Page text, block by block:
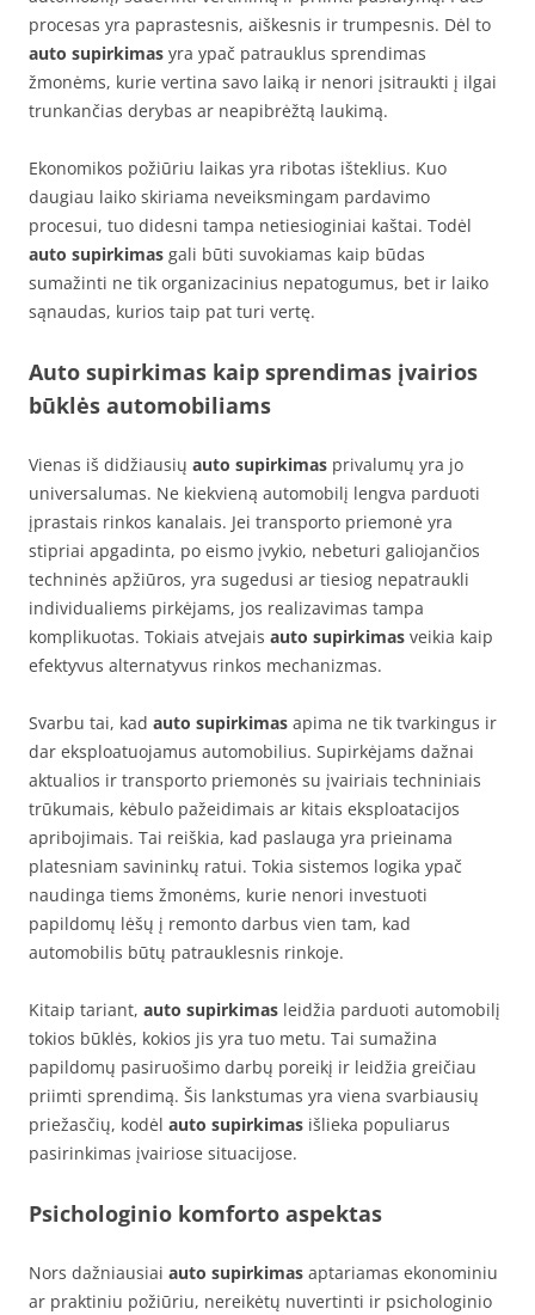
procesas yra paprastesnis, aiškesnis ir trumpesnis. Dėl to
auto supirkimas yra ypač patrauklus sprendimas
žmonėms, kurie vertina savo laiką ir nenori įsitraukti į ilgai
trunkančias derybas ar neapibrėžtą laukimą.
Ekonomikos požiūriu laikas yra ribotas išteklius. Kuo
daugiau laiko skiriama neveiksmingam pardavimo
procesui, tuo didesni tampa netiesioginiai kaštai. Todėl
auto supirkimas gali būti suvokiamas kaip būdas
sumažinti ne tik organizacinius nepatogumus, bet ir laiko
sąnaudas, kurios taip pat turi vertę.
Auto supirkimas kaip sprendimas įvairios
būklės automobiliams
Vienas iš didžiausių auto supirkimas privalumų yra jo
universalumas. Ne kiekvieną automobilį lengva parduoti
įprastais rinkos kanalais. Jei transporto priemonė yra
stipriai apgadinta, po eismo įvykio, nebeturi galiojančios
techninės apžiūros, yra sugedusi ar tiesiog nepatraukli
individualiems pirkėjams, jos realizavimas tampa
komplikuotas. Tokiais atvejais auto supirkimas veikia kaip
efektyvus alternatyvus rinkos mechanizmas.
Svarbu tai, kad auto supirkimas apima ne tik tvarkingus ir
dar eksploatuojamus automobilius. Supirkėjams dažnai
aktualios ir transporto priemonės su įvairiais techniniais
trūkumais, kėbulo pažeidimais ar kitais eksploatacijos
apribojimais. Tai reiškia, kad paslauga yra prieinama
platesniam savininkų ratui. Tokia sistemos logika ypač
naudinga tiems žmonėms, kurie nenori investuoti
papildomų lėšų į remonto darbus vien tam, kad
automobilis būtų patrauklesnis rinkoje.
Kitaip tariant, auto supirkimas leidžia parduoti automobilį
tokios būklės, kokios jis yra tuo metu. Tai sumažina
papildomų pasiruošimo darbų poreikį ir leidžia greičiau
priimti sprendimą. Šis lankstumas yra viena svarbiausių
priežasčių, kodėl auto supirkimas išlieka populiarus
pasirinkimas įvairiose situacijose.
Psichologinio komforto aspektas
Nors dažniausiai auto supirkimas aptariamas ekonominiu
ar praktiniu požiūriu, nereikėtų nuvertinti ir psichologinio